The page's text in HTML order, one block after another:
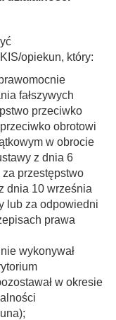
opiekun, który:
fałszywych
przeciwko
obrotowi
w obrocie
z dnia 6
przestępstwo
dnia 10 września
lub za odpowiedni
prawa
wykonywał
w okresie